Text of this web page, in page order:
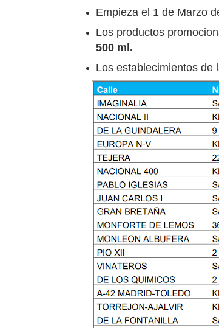
Empieza el 1 de Marzo
Los productos
500 ml.
Los establecimientos de